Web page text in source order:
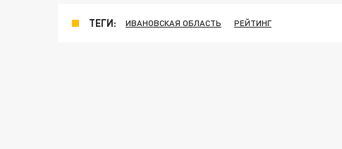
ТЕГИ: ИВАНОВСКАЯ ОБЛАСТЬ РЕЙТИНГ